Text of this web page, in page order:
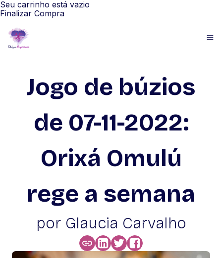
Seu carrinho está vazio
Finalizar Compra
Jogo de búzios
de 07-11-2022:
Orixá Omulú
rege a semana
por Glaucia Carvalho